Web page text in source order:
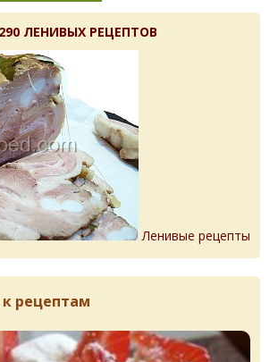
290 ЛЕНИВЫХ РЕЦЕПТОВ
Ленивые рецепты
рецептам